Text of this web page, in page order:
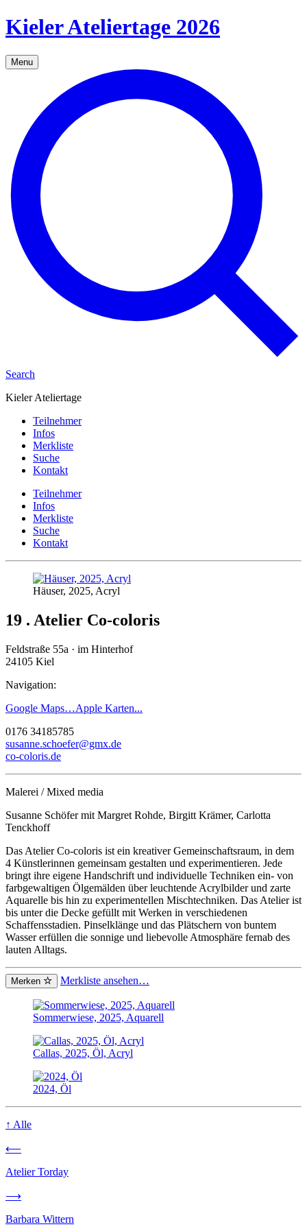
Kieler Ateliertage 2026
Menu
Search
Kieler Ateliertage
Teilnehmer
Infos
Merkliste
Suche
Kontakt
Teilnehmer
Infos
Merkliste
Suche
Kontakt
Häuser, 2025, Acryl
19 . Atelier Co-coloris
Feldstraße 55a · im Hinterhof
24105 Kiel
Navigation:
Google Maps…Apple Karten...
0176 34185785
susanne.schoefer@gmx.de
co-coloris.de
Malerei / Mixed media
Susanne Schöfer mit Margret Rohde, Birgitt Krämer, Carlotta
Tenckhoff
Das Atelier Co-coloris ist ein kreativer Gemeinschaftsraum, in dem
4 Künstlerinnen gemeinsam gestalten und experimentieren. Jede
bringt ihre eigene Handschrift und individuelle Techniken ein- von
farbgewaltigen Ölgemälden über leuchtende Acrylbilder und zarte
Aquarelle bis hin zu experimentellen Mischtechniken. Das Atelier ist
bis unter die Decke gefüllt mit Werken in verschiedenen
Schaffensstadien. Pinselklänge und das Plätschern von buntem
Wasser erfüllen die sonnige und liebevolle Atmosphäre fernab des
lauten Alltags.
Merken Merkliste ansehen…
Sommerwiese, 2025, Aquarell
Callas, 2025, Öl, Acryl
2024, Öl
↑ Alle
⟵
Atelier Torday
⟶
Barbara Wittern